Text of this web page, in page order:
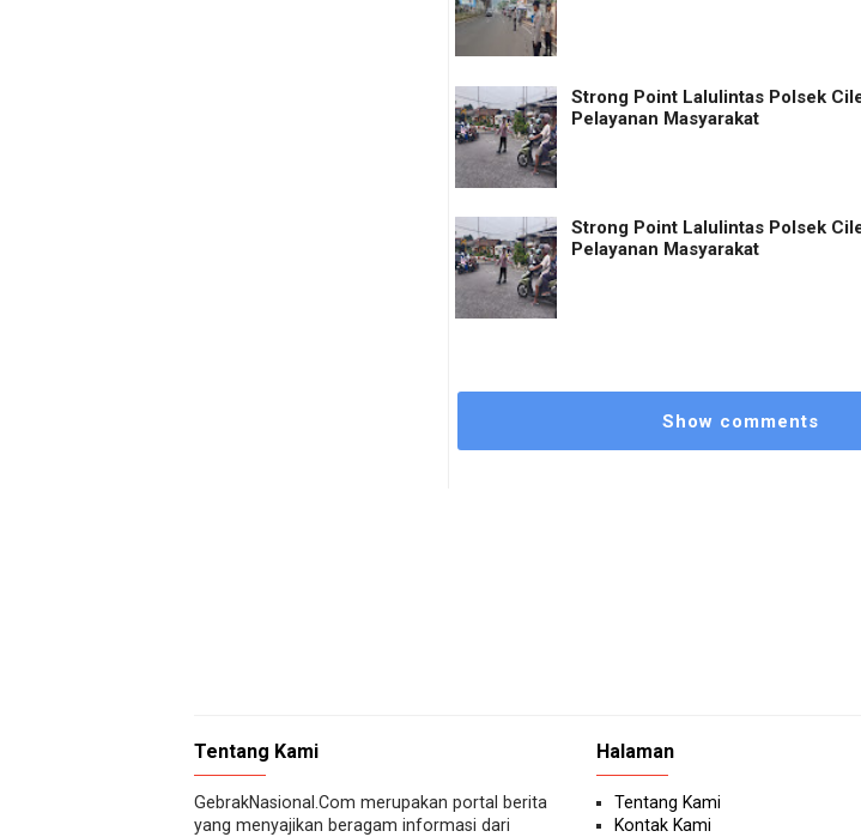
Strong Point Lalulintas Polsek
Pelayanan Masyarakat
Strong Point Lalulintas Polsek
Pelayanan Masyarakat
Show comments
Tentang Kami
GebrakNasional.Com merupakan portal berita
yang menyajikan beragam informasi dari
Halaman
Tentang Kami
Kontak Kami